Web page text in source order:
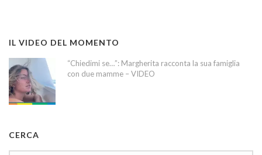
IL VIDEO DEL MOMENTO
“Chiedimi se…”: Margherita racconta la sua famiglia
con due mamme – VIDEO
CERCA